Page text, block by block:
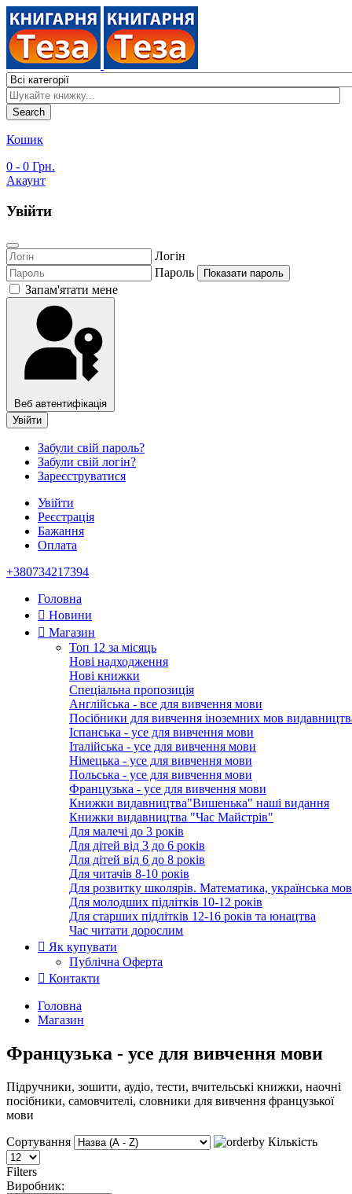
Search
Кошик
0 - 0 Грн.
Акаунт
Увійти
Логін
Пароль
Показати пароль
Запам'ятати мене
Веб автентифікація
Увійти
Забули свій пароль?
Забули свій логін?
Зареєструватися
Увійти
Реєстрація
Бажання
Оплата
+380734217394
Головна
Новини
Магазин
Топ 12 за місяць
Нові надходження
Нові книжки
Спеціальна пропозиція
Англійська - все для вивчення мови
Посібники для вивчення іноземних мов
Іспанська - усе для вивчення мови
Італійська - усе для вивчення мови
Німецька - усе для вивчення мови
Польська - усе для вивчення мови
Французька - усе для вивчення мови
Книжки видавництва"Вишенька" наші видання
Книжки видавництва "Час Майстрів"
Для малечі до 3 років
Для дітей від 3 до 6 років
Для дітей від 6 до 8 років
Для читачів 8-10 років
Для розвитку школярів. Математика, українська
Для молодших підлітків 10-12 років
Для старших підлітків 12-16 років та юнацтва
Час читати дорослим
Як купувати
Публічна Оферта
Контакти
Головна
Магазин
Французька - усе для вивчення мови
Підручники, зошити, аудіо, тести, вчительські книжки, наочні
посібники, самовчителі, словники для вивчення французької
мови
Сортування
Кількість
Filters
Виробник: